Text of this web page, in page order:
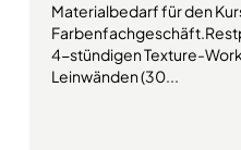
Materialbedarf für den
4-stündigen Texture-
Leinwänden (30...